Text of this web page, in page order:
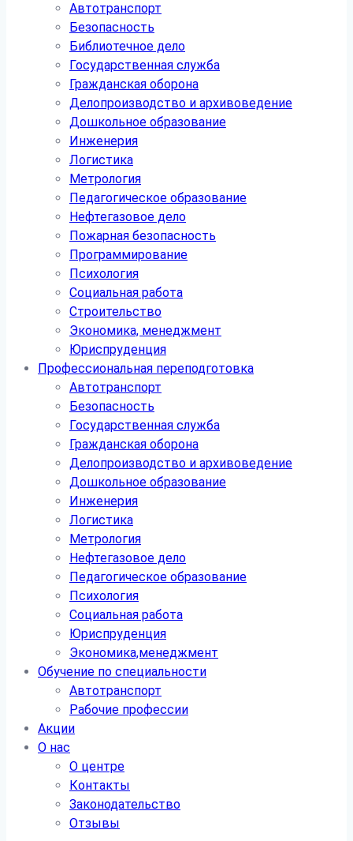
Автотранспорт
Безопасность
Библиотечное дело
Государственная служба
Гражданская оборона
Делопроизводство и архивоведение
Дошкольное образование
Инженерия
Логистика
Метрология
Педагогическое образование
Нефтегазовое дело
Пожарная безопасность
Программирование
Психология
Социальная работа
Строительство
Экономика, менеджмент
Юриспруденция
Профессиональная переподготовка
Автотранспорт
Безопасность
Государственная служба
Гражданская оборона
Делопроизводство и архивоведение
Дошкольное образование
Инженерия
Логистика
Метрология
Нефтегазовое дело
Педагогическое образование
Психология
Социальная работа
Юриспруденция
Экономика,менеджмент
Обучение по специальности
Автотранспорт
Рабочие профессии
Акции
О нас
О центре
Контакты
Законодательство
Отзывы